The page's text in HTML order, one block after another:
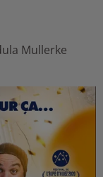
Mullerke